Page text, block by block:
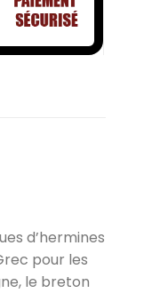
d’hermines
pour les
le breton